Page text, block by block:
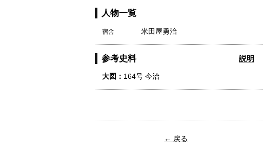
人物一覧
宿舎 米田屋勇治
参考史料 説明
大図： 164号 今治
← 戻る